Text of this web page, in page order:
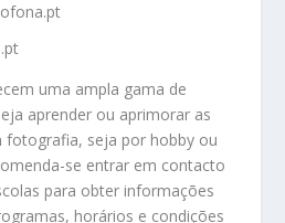
uma ampla gama de
aprender ou aprimorar as
fotografia, seja por hobby ou
se entrar em contacto
para obter informações
horários e condições